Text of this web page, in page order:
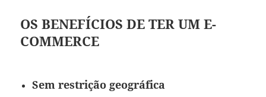
OS BENEFÍCIOS DE TER UM E-
COMMERCE
Sem restrição geográfica